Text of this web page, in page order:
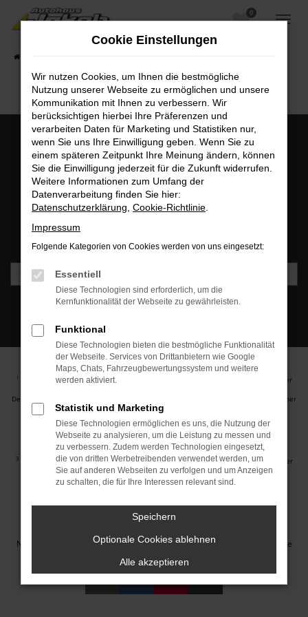
Zum
Hauptinhalt
0
MO - FR: 07:00 bis 18:00 Uhr | SA: 09:30 bis 12:00 Uhr
+49 3745 7817-0
Newsletteranmeldung
Bleiben Sie stets auf dem Laufenden und erhalten Sie
Benachrichtigungen direkt in Ihr Postfach.
1
Ehemaliger Neupreis (Unverbindliche Preisempfehlung des Herstellers am Tag der
Der errechnete Preisvorteil sowie die angegebene Ersparnis errechnet sich gegenüber
der ehemaligen unverbindlichen Preisempfehlung des Herstellers am Tag der
Erstzulassung (Neupreis).
2
Hierbei handelt es sich um ein Finanzierungs-Angebot. Preise sind Bruttopreise.
Irrtümer vorbehalten.
3
Hierbei handelt es sich um ein Leasing-Angebot. Preise sind Bruttopreise. Irrtümer
vorbehalten.
Cookie Einstellungen
Neustadt/Vogtland | info@autohausjakob.de |Webdesign by audaris.de
Cookie Einstellungen
Wir nutzen Cookies, um Ihnen die bestmögliche
Nutzung unserer Webseite zu ermöglichen und unsere
Kommunikation mit Ihnen zu verbessern. Wir
berücksichtigen hierbei Ihre Präferenzen und
verarbeiten Daten für Marketing und Statistiken nur,
wenn Sie uns Ihre Einwilligung geben. Wenn Sie zu
einem späteren Zeitpunkt Ihre Meinung ändern, können
Sie die Einwilligung jederzeit für die Zukunft widerrufen.
Weitere Informationen zum Umfang der
Datenverarbeitung finden Sie hier:
Datenschutzerklärung Cookie-Richtlinie
Impressum
Folgende Kategorien von Cookies werden von uns eingesetzt:
Essentiell
Diese Technologien sind erforderlich, um die
Kernfunktionalität der Webseite zu gewährleisten.
Funktional
Diese Technologien bieten die bestmögliche Funktionalität
der Webseite. Services von Drittanbietern wie Google
Maps, Chats, Fahrzeugbewertungssystem und weitere
werden aktiviert.
Statistik und Marketing
Diese Technologien ermöglichen es uns, die Nutzung der
Webseite zu analysieren, um die Leistung zu messen und
zu verbessern. Zudem werden Technologien eingesetzt,
die von dritten Werbetreibenden verwendet werden, um
Sie auf anderen Webseiten zu verfolgen und um Anzeigen
zu schalten, die für Ihre Interessen relevant sind.
Speichern
Optionale Cookies ablehnen
Alle akzeptieren